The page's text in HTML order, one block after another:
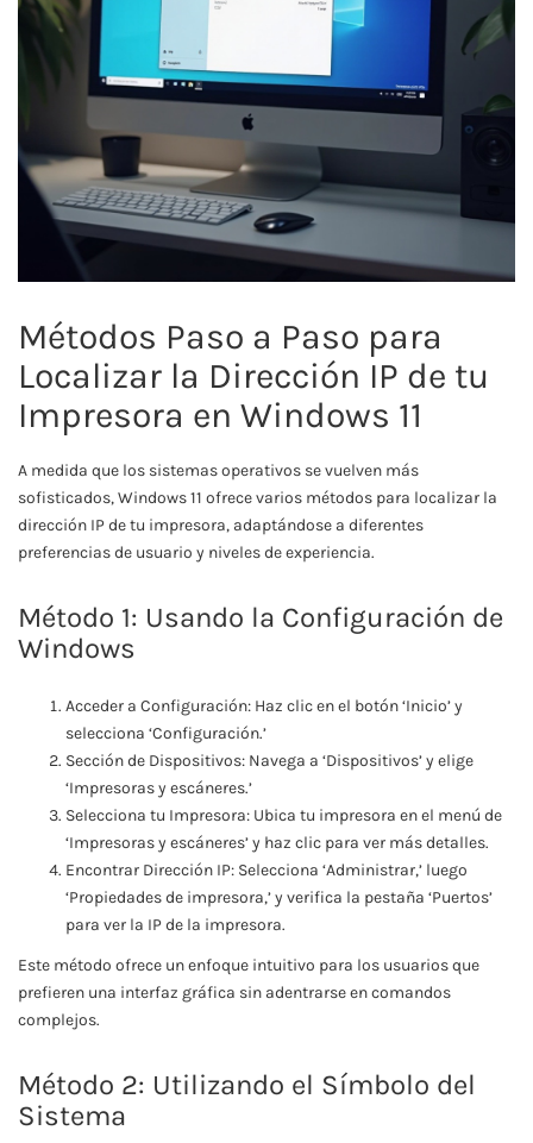
Métodos Paso a Paso para
Localizar la Dirección IP de tu
Impresora en Windows 11
A medida que los sistemas operativos se vuelven más
sofisticados, Windows 11 ofrece varios métodos para localizar la
dirección IP de tu impresora, adaptándose a diferentes
preferencias de usuario y niveles de experiencia.
Método 1: Usando la Configuración de
Windows
Acceder a Configuración: Haz clic en el botón ‘Inicio’ y
selecciona ‘Configuración.’
Sección de Dispositivos: Navega a ‘Dispositivos’ y elige
‘Impresoras y escáneres.’
Selecciona tu Impresora: Ubica tu impresora en el menú de
‘Impresoras y escáneres’ y haz clic para ver más detalles.
Encontrar Dirección IP: Selecciona ‘Administrar,’ luego
‘Propiedades de impresora,’ y verifica la pestaña ‘Puertos’
para ver la IP de la impresora.
Este método ofrece un enfoque intuitivo para los usuarios que
prefieren una interfaz gráfica sin adentrarse en comandos
complejos.
Método 2: Utilizando el Símbolo del
Sistema